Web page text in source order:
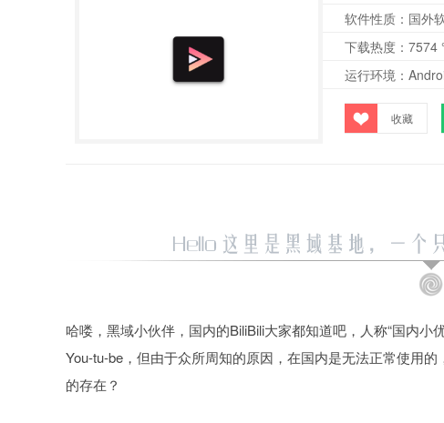
软件性质： 国外
下载热度：
运行环境：
收藏
哈喽，黑域小伙伴，国内的BiliBili大家都知道吧，人称“国内小
You-tu-be，但由于众所周知的原因，在国内是无法正常使用
的存在？